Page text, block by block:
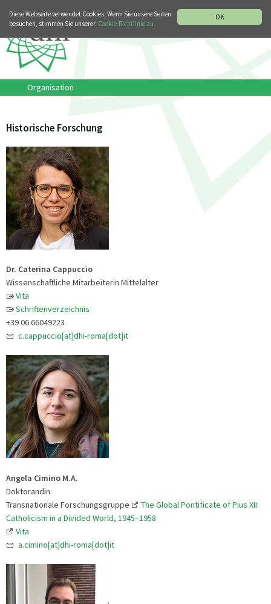
OK
Diese Webseite verwendet Cookies. Wenn Sie unsere Seiten
besuchen, stimmen Sie unserer Cookie-Richtlinie zu.
Organisation
Historische Forschung
Dr. Caterina Cappuccio
Wissenschaftliche Mitarbeiterin Mittelalter
Vita
Schriftenverzeichnis
+39 06 66049223
c.cappuccio[at]dhi-roma[dot]it
Angela Cimino M.A.
Doktorandin
Transnationale Forschungsgruppe
The Global Pontificate of Pius XII:
Catholicism in a Divided World, 1945–1958
Vita
a.cimino[at]dhi-roma[dot]it